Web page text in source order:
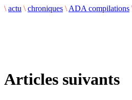
\ actu \ chroniques \ ADA compilations
Articles suivants